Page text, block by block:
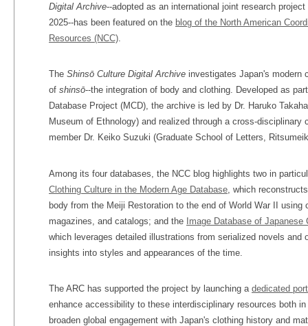
Digital Archive--adopted as an international joint research
2025--has been featured on the blog of the North American
Resources (NCC)
The Shinsō Culture Digital Archive investigates Japan's modern
of shinsō--the integration of body and clothing. Developed as
Database Project (MCD), the archive is led by Dr. Haruko
Museum of Ethnology) and realized through a cross-disciplinary
member Dr. Keiko Suzuki (Graduate School of Letters,
Among its four databases, the NCC blog highlights two in
Clothing Culture in the Modern Age Database , which
body from the Meiji Restoration to the end of World War II using
magazines, and catalogs; and the Image Database of Japanese
which leverages detailed illustrations from serialized novels and
insights into styles and appearances of the time.
The ARC has supported the project by launching a dedicated
enhance accessibility to these interdisciplinary resources both
broaden global engagement with Japan's clothing history and